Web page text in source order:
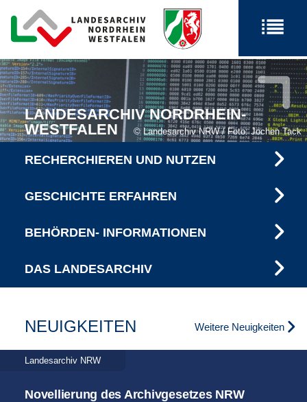
Landesarchiv NRW / Foto: Jochen Tack
LANDESARCHIV NORDRHEIN-
WESTFALEN
RECHERCHIEREN UND NUTZEN
GESCHICHTE ERFAHREN
BEHÖRDEN- INFORMATIONEN
DAS LANDESARCHIV
NEUIGKEITEN
Landesarchiv NRW
Novellierung des Archivgesetzes NRW
Weitere Neuigkeiten